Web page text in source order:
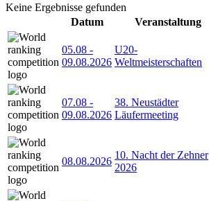
Keine Ergebnisse gefunden
Datum
Veranstaltung
05.08 -
09.08.2026
U20-
Weltmeisterschaften
07.08 -
09.08.2026
38. Neustädter
Läufermeeting
08.08.2026
10. Nacht der Zehner
2026